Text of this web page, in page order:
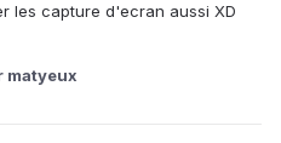
les capture d'ecran aussi XD
matyeux